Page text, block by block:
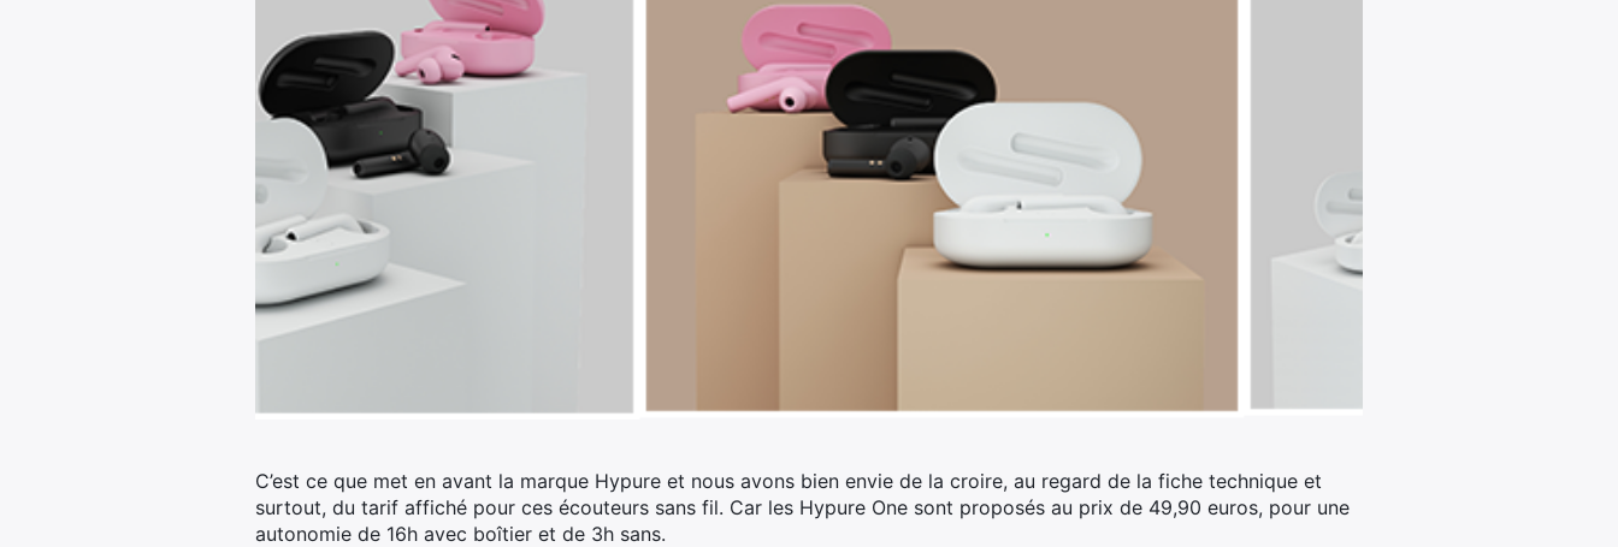
C’est ce que met en avant la marque Hypure et nous avons bien envie de la croire, au regard de la fiche technique et
surtout, du tarif affiché pour ces écouteurs sans fil. Car les Hypure One sont proposés au prix de 49,90 euros, pour une
autonomie de 16h avec boîtier et de 3h sans.